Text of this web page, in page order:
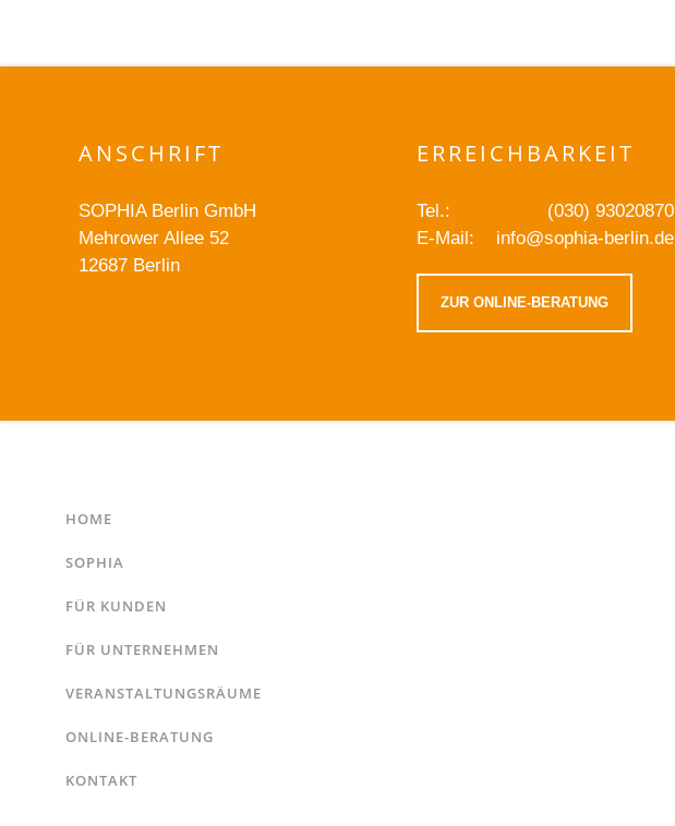
ANSCHRIFT
SOPHIA Berlin GmbH
Mehrower Allee 52
12687 Berlin
ERREICHBARKEIT
Tel.:
(030) 93020870
E-Mail:
info@sophia-berlin.de
ZUR ONLINE-BERATUNG
HOME
SOPHIA
FÜR KUNDEN
FÜR UNTERNEHMEN
VERANSTALTUNGSRÄUME
ONLINE-BERATUNG
KONTAKT